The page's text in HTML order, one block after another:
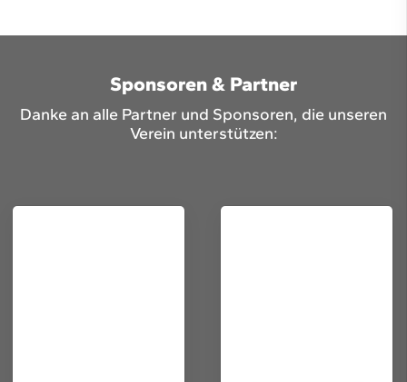
Sponsoren & Partner
Danke an alle Partner und Sponsoren, die unseren
Verein unterstützen: